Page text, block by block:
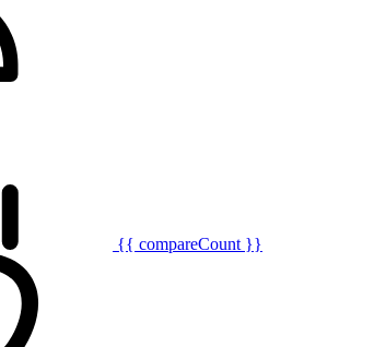
{{ compareCount }}